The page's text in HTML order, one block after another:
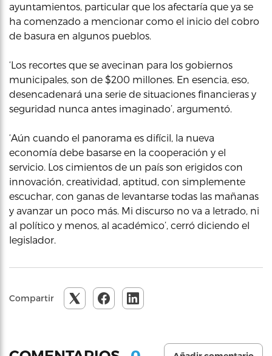
ayuntamientos, particular que los afectaría que ya se
ha comenzado a mencionar como el inicio del cobro
de basura en algunos pueblos.
‘Los recortes que se avecinan para los gobiernos
municipales, son de $200 millones. En esencia, eso,
desencadenará una serie de situaciones financieras y
seguridad nunca antes imaginado’, argumentó.
‘Aún cuando el panorama es difícil, la nueva
economía debe basarse en la cooperación y el
servicio. Los cimientos de un país son erigidos con
innovación, creatividad, aptitud, con simplemente
escuchar, con ganas de levantarse todas las mañanas
y avanzar un poco más. Mi discurso no va a letrado, ni
al político y menos, al académico’, cerró diciendo el
legislador.
Compartir